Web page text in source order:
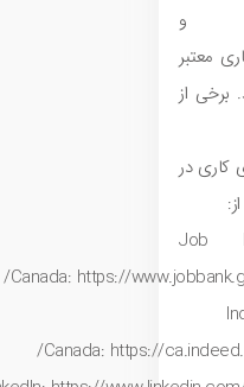
و
معتبر
برخی از
در
Job
Canada: https://
Canada: https://